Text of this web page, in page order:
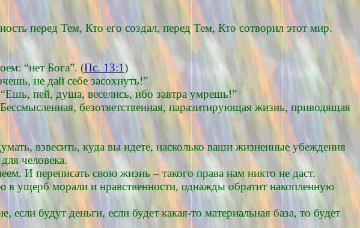
перед Тем, Кто его создал, перед Тем, Кто сотворил этот мир.
“нет Бога”. (Пс. 13:1)
не дай себе засохнуть!”
пей, душа, веселись, ибо завтра умрешь!”
Бессмысленная, безответственная, паразитирующая жизнь, приводящая
взвесить, куда вы идете, насколько ваши жизненные убеждения
человека.
И переписать свою жизнь – такого права нам никто не даст.
ущерб морали и нравственности, однажды обратит накопленную
будут деньги, если будет какая-то материальная база, то будет